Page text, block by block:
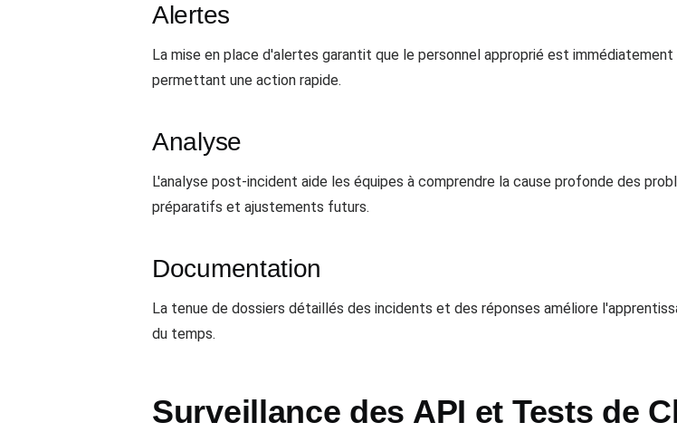
Alertes
La mise en place d'alertes garantit que le personnel approprié est
permettant une action rapide.
Analyse
L'analyse post-incident aide les équipes à comprendre la cause profonde des
préparatifs et ajustements futurs.
Documentation
La tenue de dossiers détaillés des incidents et des réponses améliore
du temps.
Surveillance des API et Tests de